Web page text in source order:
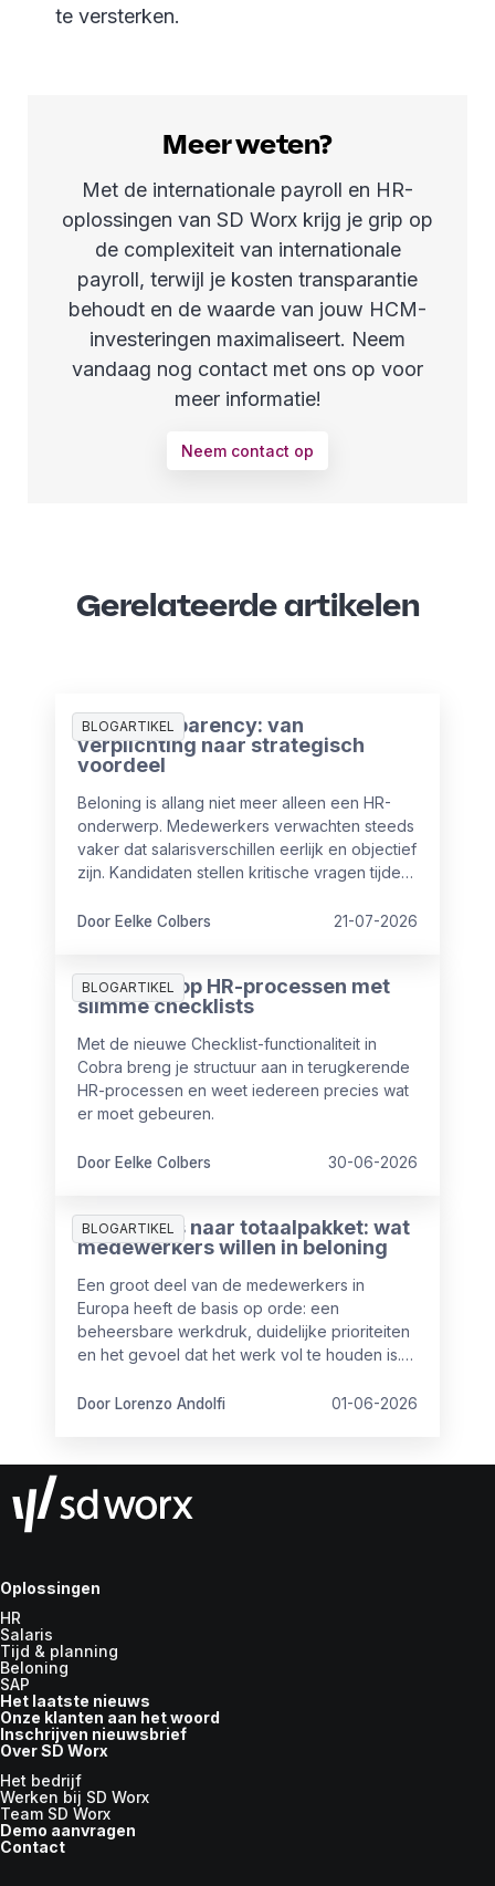
te versterken.
Meer weten?
Met de internationale payroll en HR-
oplossingen van SD Worx krijg je grip op
de complexiteit van internationale
payroll, terwijl je kosten transparantie
behoudt en de waarde van jouw HCM-
investeringen maximaliseert. Neem
vandaag nog contact met ons op voor
meer informatie!
Neem contact op
Gerelateerde artikelen
BLOGARTIKEL
Pay Transparency: van
verplichting naar strategisch
voordeel
Beloning is allang niet meer alleen een HR-
onderwerp. Medewerkers verwachten steeds
vaker dat salarisverschillen eerlijk en objectief
zijn. Kandidaten stellen kritische vragen tijdens
nemen de eisen rondom transparantie toe.
Door Eelke Colbers 21-07-2026
BLOGARTIKEL
Meer grip op HR-processen met
slimme checklists
Met de nieuwe Checklist-functionaliteit in
Cobra breng je structuur aan in terugkerende
HR-processen en weet iedereen precies wat
er moet gebeuren.
Door Eelke Colbers 30-06-2026
BLOGARTIKEL
Van salaris naar totaalpakket: wat
medewerkers willen in beloning
Een groot deel van de medewerkers in
Europa heeft de basis op orde: een
beheersbare werkdruk, duidelijke prioriteiten
en het gevoel dat het werk vol te houden is.
orde.
Door Lorenzo Andolfi 01-06-2026
Oplossingen
HR
Salaris
Tijd & planning
Beloning
SAP
Het laatste nieuws
Onze klanten aan het woord
Inschrijven nieuwsbrief
Over SD Worx
Het bedrijf
Werken bij SD Worx
Team SD Worx
Demo aanvragen
Contact